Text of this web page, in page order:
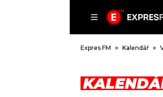
DOMŮ
Expres FM Kalendář